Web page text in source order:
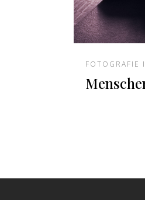
FOTOGRAFIE I